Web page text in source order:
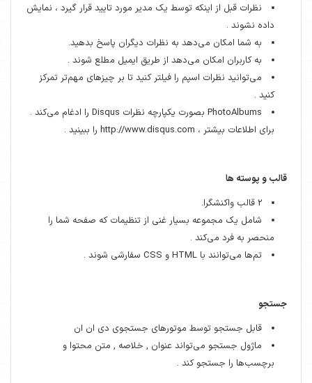
نظرات قبل از اینکه توسط یک مدیر مورد تایید قرار گیرد ، نمایش
داده نشوند .
به شما امکان می‌دهد به نظرات دیگران پاسخ بدهید.
به کاربران امکان می‌دهد از طریق ایمیل مطلع شوند .
می‌توانید نظرات اسپم را فیلتر کنید تا بر چیزهای مهم‌تر تمرکز
کنید .
PhotoAlbums بصورت یکپارچه نظرات Disqus را ادغام می‌کند .
برای اطلاعات بیشتر ، http://www.disqus.com را ببینید .
قالب و پوسته ها
2 قالب واکنشگرا.
شامل یک مجموعه بسیار غنی از تنظیمات که صفحه شما را
منحصر به فرد می‌کند .
تم‌ها می‌توانند با HTML و CSS سفارشی شوند .
جستجو
قابل جستجو توسط موتورهای جستجوی دی ان ان
ماژول جستجو می‌تواند عنوان , خلاصه , متن محتوا و
برچسب‌ها را جستجو کند .